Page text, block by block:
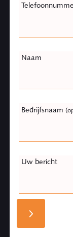
Naam
Bedrijfsnaam
Uw bericht